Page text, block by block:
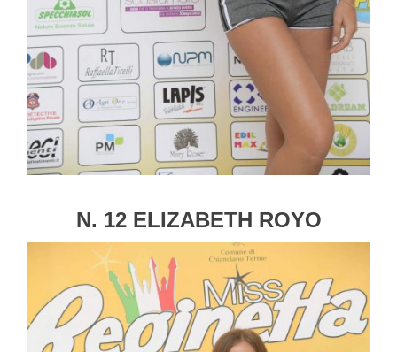
N. 12 ELIZABETH ROYO